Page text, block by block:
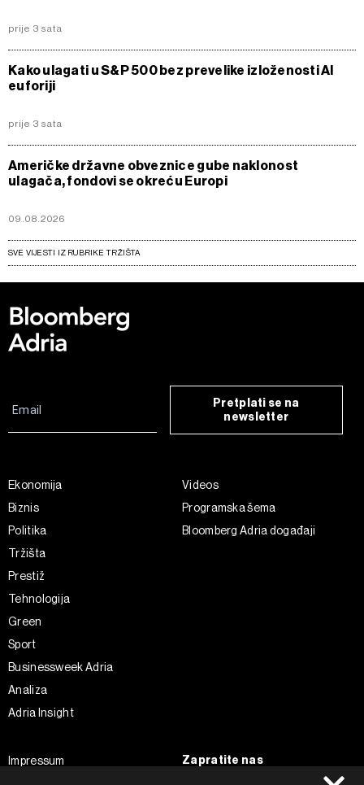
prije 3 sata
Kako ulagati u S&P 500 bez prevelike izloženosti AI
euforiji
prije 3 sata
Američke državne obveznice gube naklonost
ulagača, fondovi se okreću Europi
09.08.2026
SVE VIJESTI IZ RUBRIKE TRŽIŠTA
Pretplati se na
newsletter
Ekonomija
Biznis
Politika
Tržišta
Prestiž
Tehnologija
Green
Sport
Businessweek Adria
Analiza
Adria Insight
Videos
Programska šema
Bloomberg Adria događaji
Impressum
Zapratite nas